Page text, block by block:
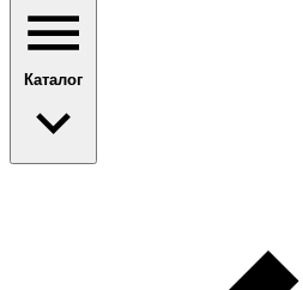
Каталог